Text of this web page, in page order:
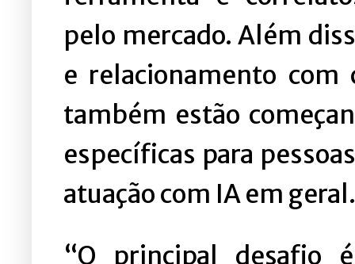
pelo mercado. Além
e relacionamento com
também estão
específicas para
atuação com IA em geral.
“O principal desafio